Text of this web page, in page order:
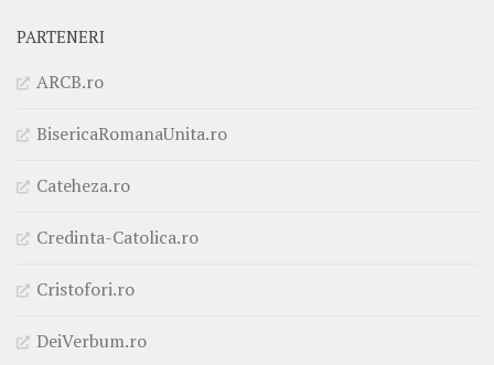
PARTENERI
ARCB.ro
BisericaRomanaUnita.ro
Cateheza.ro
Credinta-Catolica.ro
Cristofori.ro
DeiVerbum.ro